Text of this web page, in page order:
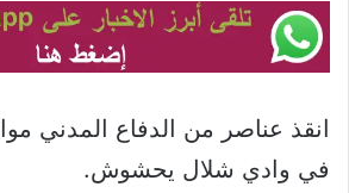
انقذ عناصر من الدفاع المدني
في وادي شلال يحشوش.